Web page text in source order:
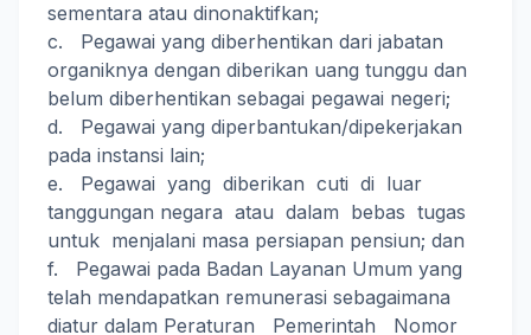
sementara atau dinonaktifkan;
c. Pegawai yang diberhentikan dari jabatan
organiknya dengan diberikan uang tunggu dan
belum diberhentikan sebagai pegawai negeri;
d. Pegawai yang diperbantukan/dipekerjakan
pada instansi lain;
e. Pegawai yang diberikan cuti di luar
tanggungan negara atau dalam bebas tugas
untuk menjalani masa persiapan pensiun; dan
f. Pegawai pada Badan Layanan Umum yang
telah mendapatkan remunerasi sebagaimana
diatur dalam Peraturan Pemerintah Nomor